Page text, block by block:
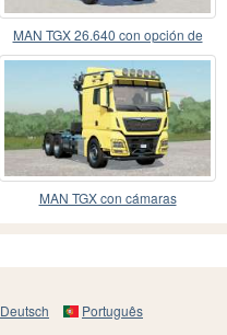
MAN TGX 26.640 con opción de
enganche de grúa〡to
MAN TGX con cámaras
Deutsch
Português